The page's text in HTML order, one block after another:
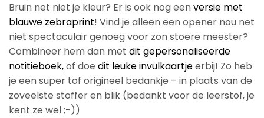
Bruin net niet je kleur? Er is ook nog eenversie met
blauwe zebraprint! Vind je alleen een opener nou net
niet spectaculair genoeg voor zon stoere meester?
Combineer hem dan met dit gepersonaliseerde
notitieboek,of doe dit leuke invulkaartjeerbij! Zo heb
je een super tof origineel bedankje – in plaats van de
zoveelste stoffer en blik (bedankt voor de leerstof, je
kent ze wel ;-))